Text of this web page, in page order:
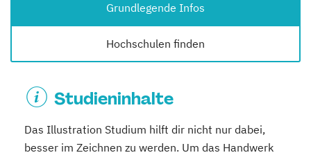
Grundlegende Infos
Hochschulen finden
Studieninhalte
Das Illustration Studium hilft dir nicht nur dabei,
besser im Zeichnen zu werden. Um das Handwerk